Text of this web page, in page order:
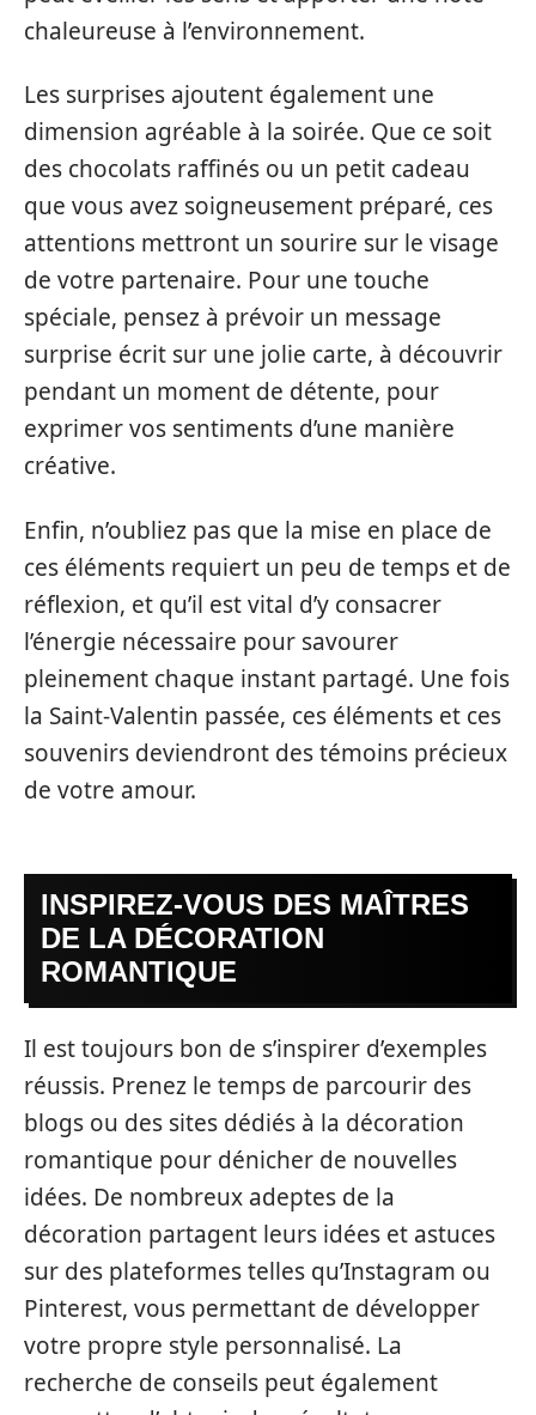
chaleureuse à l’environnement.
Les surprises ajoutent également une
dimension agréable à la soirée. Que ce soit
des chocolats raffinés ou un petit cadeau
que vous avez soigneusement préparé, ces
attentions mettront un sourire sur le visage
de votre partenaire. Pour une touche
spéciale, pensez à prévoir un message
surprise écrit sur une jolie carte, à découvrir
pendant un moment de détente, pour
exprimer vos sentiments d’une manière
créative.
Enfin, n’oubliez pas que la mise en place de
ces éléments requiert un peu de temps et de
réflexion, et qu’il est vital d’y consacrer
l’énergie nécessaire pour savourer
pleinement chaque instant partagé. Une fois
la Saint-Valentin passée, ces éléments et ces
souvenirs deviendront des témoins précieux
de votre amour.
INSPIREZ-VOUS DES MAÎTRES
DE LA DÉCORATION
ROMANTIQUE
Il est toujours bon de s’inspirer d’exemples
réussis. Prenez le temps de parcourir des
blogs ou des sites dédiés à la décoration
romantique pour dénicher de nouvelles
idées. De nombreux adeptes de la
décoration partagent leurs idées et astuces
sur des plateformes telles qu’Instagram ou
Pinterest, vous permettant de développer
votre propre style personnalisé. La
recherche de conseils peut également